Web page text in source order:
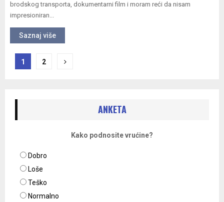
brodskog transporta, dokumentarni film i moram reći da nisam
impresioniran...
Saznaj više
Navigacija
1 2
ANKETA
Kako podnosite vrućine?
Dobro
Loše
Teško
Normalno